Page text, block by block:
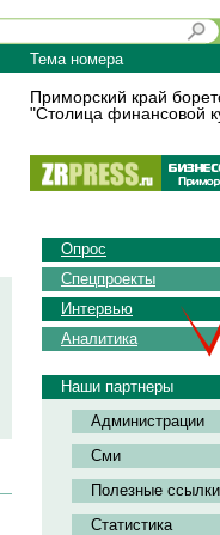
Тема номера
Приморский край
"Столица финансовой
Опрос
Спецпроекты
Интервью
Аналитика
Наши партнеры
Администрации
Сми
Полезные ссылки
Статистика